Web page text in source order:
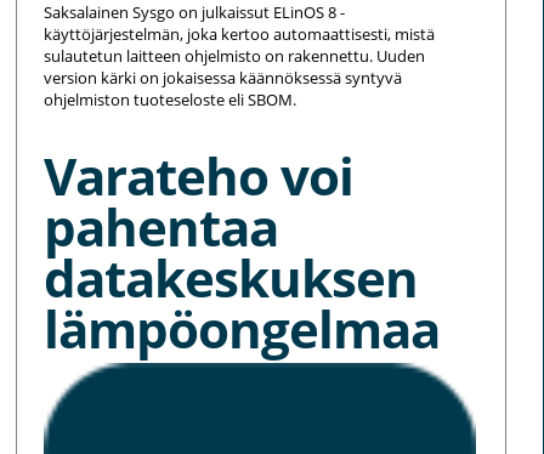
Saksalainen Sysgo on julkaissut ELinOS 8 -
käyttöjärjestelmän, joka kertoo automaattisesti, mistä
sulautetun laitteen ohjelmisto on rakennettu. Uuden
version kärki on jokaisessa käännöksessä syntyvä
ohjelmiston tuoteseloste eli SBOM.
Varateho voi
pahentaa
datakeskuksen
lämpöongelmaa